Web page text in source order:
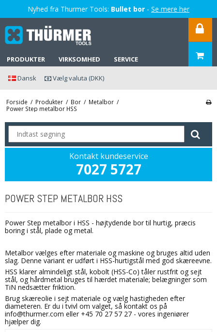
Nyhed fra Thurmer Tools: Bullet bor - Se mere her
SERVICE
VIRKSOMHED
PRODUKTER
Dansk Vælg valuta (DKK)
Forside / Produkter / Bor / Metalbor /
Power Step metalbor HSS
Kontakt kundeservice
7027 5727
POWER STEP METALBOR HSS
Power Step metalbor i HSS - højtydende bor til hurtig, præcis
boring i stål, plade og metal.
Metalbor vælges efter materiale og maskine og bruges altid uden
slag. Denne variant er udført i HSS-hurtigstål med god skæreevne.
HSS klarer almindeligt stål, kobolt (HSS-Co) tåler rustfrit og sejt
stål, og hårdmetal bruges til hærdet materiale; belægninger som
TiN nedsætter friktion.
Brug skæreolie i sejt materiale og vælg hastigheden efter
diameteren. Er du i tvivl om valget, så kontakt os på
info@thurmer.com eller +45 70 27 57 27 - vores ingeniører
hjælper dig.